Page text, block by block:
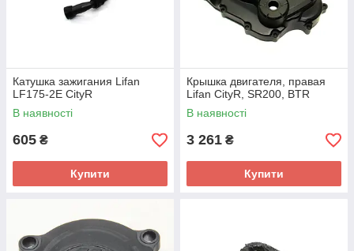
Катушка зажигания Lifan
LF175-2E CityR
В наявності
605 ₴
Купити
Крышка двигателя, правая
Lifan CityR, SR200, BTR
В наявності
3 261 ₴
Купити